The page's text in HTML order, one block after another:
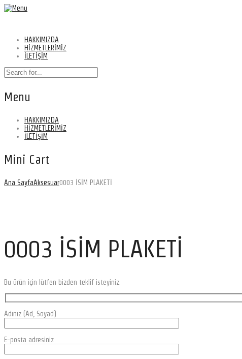
HAKKIMIZDA
HİZMETLERİMİZ
İLETİŞİM
Menu
HAKKIMIZDA
HİZMETLERİMİZ
İLETİŞİM
Mini Cart
Ana SayfaAksesuar0003 İSİM PLAKETİ
0003 İSİM PLAKETİ
Bu ürün için lütfen bizden teklif isteyiniz.
Adınız (Ad, Soyad)
E-posta adresiniz